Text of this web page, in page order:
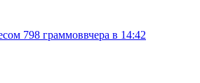
798 граммоввчера в 14:42